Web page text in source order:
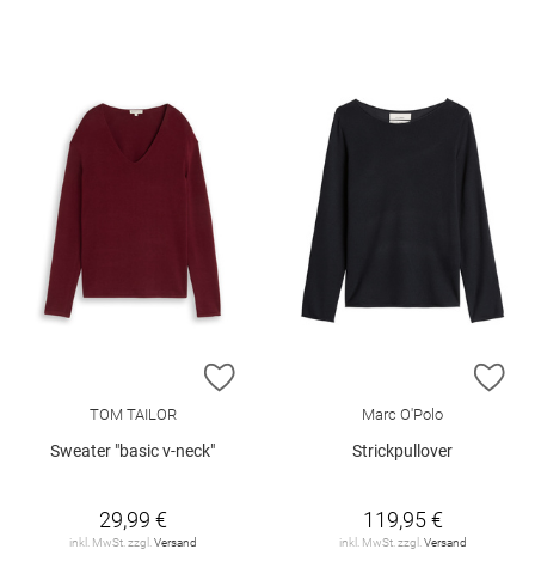
ZUR WUNSCHLISTE HINZUFÜGEN
TOM TAILOR
Sweater "basic v-neck"
29,99 €
inkl. MwSt. zzgl. Versand
Marc O'Polo
Strickpullover
119,95 €
inkl. MwSt. zzgl. Versand